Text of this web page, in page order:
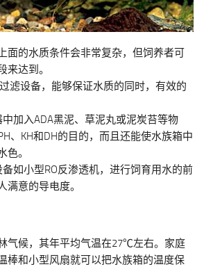
面的水质条件会非常复杂，但饲养者可
来达到。
滤设备，能够保证水质的同时，有效的
加入ADA黑泥、草泥丸或泥炭苔等物
、KH和DH的目的，而且还能使水族箱中
色。
如小型RO反渗透机，进行饲育用水的前
满意的导电度。
气候，其年平均气温在27℃左右。家庭
棒和小型风扇就可以把水族箱的温度保